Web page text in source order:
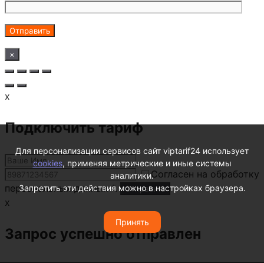
×
x
Подключить тариф
Согласен на обработку
персональных данных *.
x
Запрос успешно отправлен
Для персонализации сервисов сайт viptarif24 использует
cookies, применяя метрические и иные системы
аналитики.
Запретить эти действия можно в настройках браузера.
Принять